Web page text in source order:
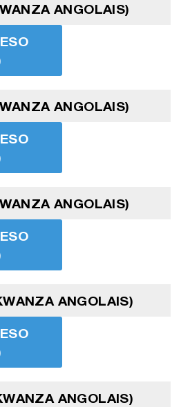
ANGOLAIS)
ANGOLAIS)
ANGOLAIS)
ANGOLAIS)
ANGOLAIS)